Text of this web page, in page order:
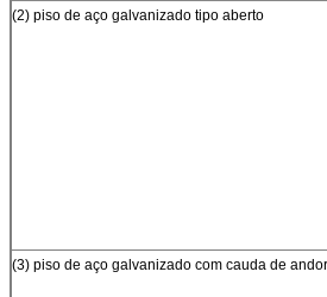
(2) piso de aço galvanizado tipo aberto
(3) piso de aço galvanizado com cauda de